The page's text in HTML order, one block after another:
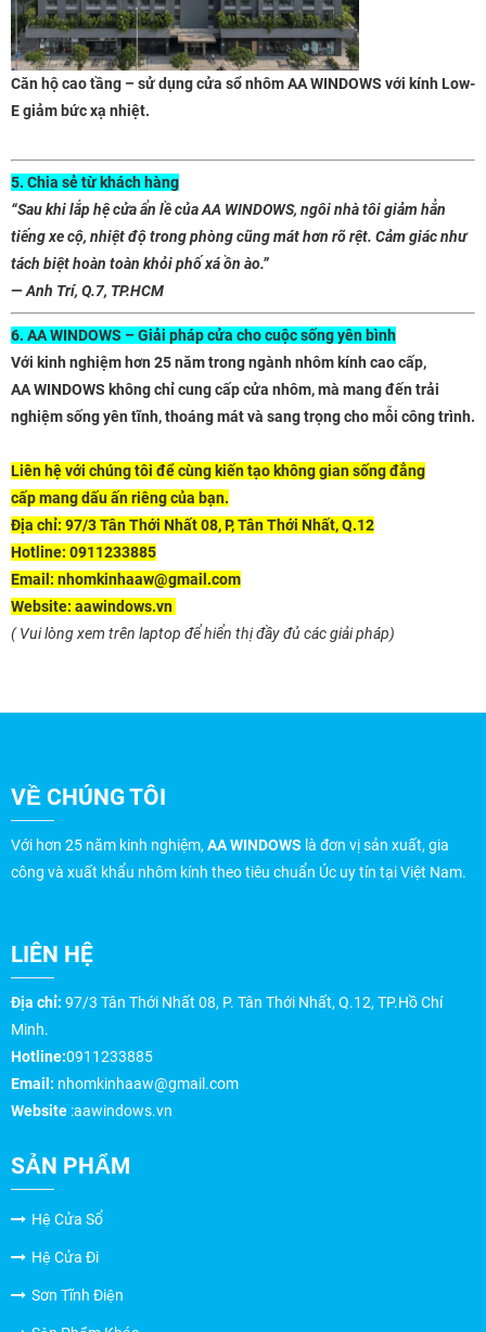
Căn hộ cao tầng – sử dụng cửa sổ nhôm AA WINDOWS với kính Low-
E giảm bức xạ nhiệt.
5. Chia sẻ từ khách hàng
“Sau khi lắp hệ cửa ẩn lề của AA WINDOWS, ngôi nhà tôi giảm hẳn
tiếng xe cộ, nhiệt độ trong phòng cũng mát hơn rõ rệt. Cảm giác như
tách biệt hoàn toàn khỏi phố xá ồn ào.”
—Anh Trí, Q.7, TP.HCM
6. AA WINDOWS – Giải pháp cửa cho cuộc sống yên bình
Với kinh nghiệm hơn 25 năm trong ngành nhôm kính cao cấp,
AA WINDOWS không chỉ cung cấp cửa nhôm, mà mang đến trải
nghiệm sống yên tĩnh, thoáng mát và sang trọng cho mỗi công trình.
Liên hệ với chúng tôi để cùng kiến tạo không gian sống đẳng
cấp mang dấu ấn riêng của bạn.
Địa chỉ: 97/3 Tân Thới Nhất 08, P, Tân Thới Nhất, Q.12
Hotline: 0911233885
Email: nhomkinhaaw@gmail.com
Website: aawindows.vn
( Vui lòng xem trên laptop để hiển thị đầy đủ các giải pháp)
VỀ CHÚNG TÔI
Với hơn 25 năm kinh nghiệm, AA WINDOWS là đơn vị sản xuất, gia
công và xuất khẩu nhôm kính theo tiêu chuẩn Úc uy tín tại Việt Nam.
LIÊN HỆ
Địa chỉ: 97/3 Tân Thới Nhất 08, P. Tân Thới Nhất, Q.12, TP.Hồ Chí
Minh.
Hotline:0911233885
Email: nhomkinhaaw@gmail.com
Website :aawindows.vn
SẢN PHẨM
Hệ Cửa Sổ
Hệ Cửa Đi
Sơn Tĩnh Điện